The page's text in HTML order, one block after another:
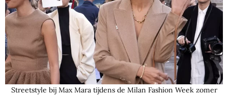
Streetstyle bij Max Mara tijdens de Milan Fashion Week zomer